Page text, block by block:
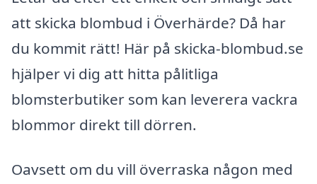
att skicka blombud i Överhärde? Då har
du kommit rätt! Här på skicka-blombud.se
hjälper vi dig att hitta pålitliga
blomsterbutiker som kan leverera vackra
blommor direkt till dörren.
Oavsett om du vill överraska någon med